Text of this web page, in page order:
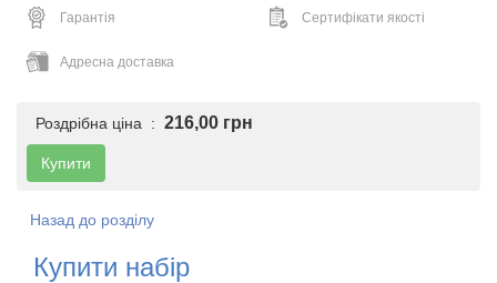
Гарантія Сертифікати якості
Адресна доставка
Роздрібна ціна : 216,00 грн
Купити
Назад до розділу
Купити набір